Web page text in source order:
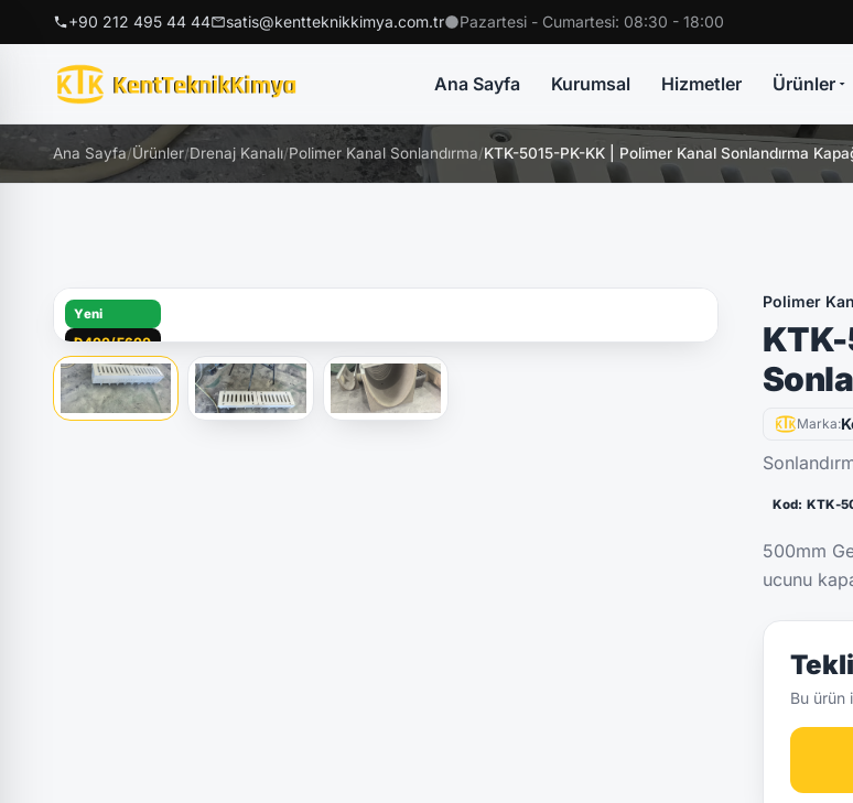
+90 212 495 44 44 satis@kentteknikkimya.com.tr Pazartesi - Cumartesi: 08:30 - 18:00
Ana Sayfa Kurumsal Hizmetler Ürünler
Ana Sayfa/Ürünler/Drenaj Kanalı/Polimer Kanal Sonlandırma/KTK-5015-PK-KK | Polimer Kanal Sonlandırma
Yeni
D400/E600
Polimer
Marka:
Kod: KTK-
500mm
ucunu
Bu ürün